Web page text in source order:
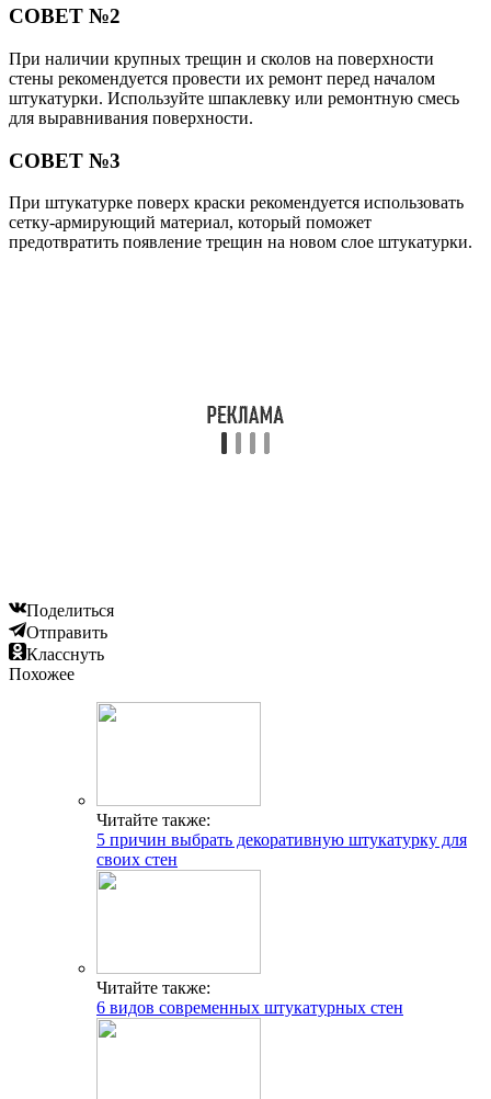
СОВЕТ №2
При наличии крупных трещин и сколов на поверхности
стены рекомендуется провести их ремонт перед началом
штукатурки. Используйте шпаклевку или ремонтную смесь
для выравнивания поверхности.
СОВЕТ №3
При штукатурке поверх краски рекомендуется использовать
сетку-армирующий материал, который поможет
предотвратить появление трещин на новом слое штукатурки.
Поделиться
Отправить
Класснуть
Похожее
Читайте также:
5 причин выбрать декоративную штукатурку для
своих стен
Читайте также:
6 видов современных штукатурных стен